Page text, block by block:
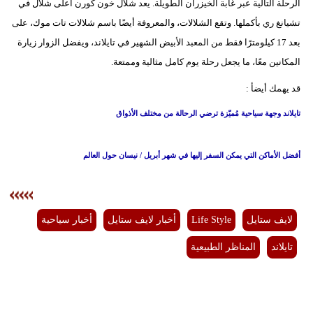
الرحلة التالية عبر غابة الخيزران الطويلة. يعد شلال خون كورن أعلى شلال في
تشيانغ ري بأكملها. وتقع الشلالات، والمعروفة أيضًا باسم شلالات تات موك، على
بعد 17 كيلومترًا فقط من المعبد الأبيض الشهير في تايلاند، ويفضل الزوار زيارة
المكانين معًا، ما يجعل رحلة يوم كامل مثالية وممتعة.
قد يهمك أيضأ :
تايلاند وجهة سياحية مُميّزة ترضي الرحالة من مختلف الأذواق
أفضل الأماكن التي يمكن السفر إليها في شهر أبريل / نيسان حول العالم
لايف ستايل Life Style أخبار لايف ستايل أخبار سياحية
تايلاند المناظر الطبيعية